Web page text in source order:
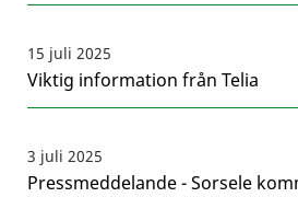
15 juli 2025
Viktig information från Telia
3 juli 2025
Pressmeddelande - Sorsele